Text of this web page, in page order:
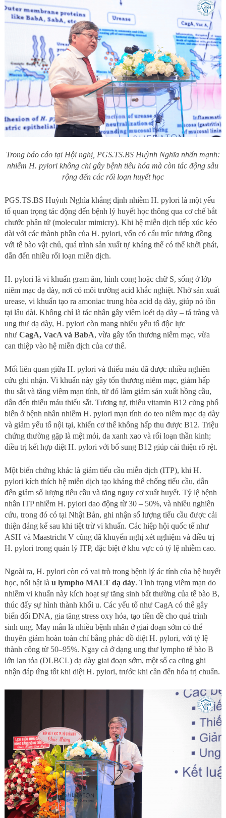
Trong báo cáo tại Hội nghị, PGS.TS.BS Huỳnh Nghĩa nhấn mạnh:
nhiễm H. pylori không chỉ gây bệnh tiêu hóa mà còn tác động sâu
rộng đến các rối loạn huyết học
PGS.TS.BS Huỳnh Nghĩa khẳng định nhiễm H. pylori là một yếu
tố quan trọng tác động đến bệnh lý huyết học thông qua cơ chế bắt
chước phân tử (molecular mimicry). Khi hệ miễn dịch tiếp xúc kéo
dài với các thành phần của H. pylori, vốn có cấu trúc tương đồng
với tế bào vật chủ, quá trình sản xuất tự kháng thể có thể khởi phát,
dẫn đến nhiều rối loạn miễn dịch.
H. pylori là vi khuẩn gram âm, hình cong hoặc chữ S, sống ở lớp
niêm mạc dạ dày, nơi có môi trường acid khắc nghiệt. Nhờ sản xuất
urease, vi khuẩn tạo ra amoniac trung hòa acid dạ dày, giúp nó tồn
tại lâu dài. Không chỉ là tác nhân gây viêm loét dạ dày – tá tràng và
ung thư dạ dày, H. pylori còn mang nhiều yếu tố độc lực
như CagA, VacA và BabA, vừa gây tổn thương niêm mạc, vừa
can thiệp vào hệ miễn dịch của cơ thể.
Mối liên quan giữa H. pylori và thiếu máu đã được nhiều nghiên
cứu ghi nhận. Vi khuẩn này gây tổn thương niêm mạc, giảm hấp
thu sắt và tăng viêm mạn tính, từ đó làm giảm sản xuất hồng cầu,
dẫn đến thiếu máu thiếu sắt. Tương tự, thiếu vitamin B12 cũng phổ
biến ở bệnh nhân nhiễm H. pylori mạn tính do teo niêm mạc dạ dày
và giảm yếu tố nội tại, khiến cơ thể không hấp thu được B12. Triệu
chứng thường gặp là mệt mỏi, da xanh xao và rối loạn thần kinh;
điều trị kết hợp diệt H. pylori với bổ sung B12 giúp cải thiện rõ rệt.
Một biến chứng khác là giảm tiểu cầu miễn dịch (ITP), khi H.
pylori kích thích hệ miễn dịch tạo kháng thể chống tiểu cầu, dẫn
đến giảm số lượng tiểu cầu và tăng nguy cơ xuất huyết. Tỷ lệ bệnh
nhân ITP nhiễm H. pylori dao động từ 30 – 50%, và nhiều nghiên
cứu, trong đó có tại Nhật Bản, ghi nhận số lượng tiểu cầu được cải
thiện đáng kể sau khi tiệt trừ vi khuẩn. Các hiệp hội quốc tế như
ASH và Maastricht V cũng đã khuyến nghị xét nghiệm và điều trị
H. pylori trong quản lý ITP, đặc biệt ở khu vực có tỷ lệ nhiễm cao.
Ngoài ra, H. pylori còn có vai trò trong bệnh lý ác tính của hệ huyết
học, nổi bật là u lympho MALT dạ dày. Tình trạng viêm mạn do
nhiễm vi khuẩn này kích hoạt sự tăng sinh bất thường của tế bào B,
thúc đẩy sự hình thành khối u. Các yếu tố như CagA có thể gây
biến đổi DNA, gia tăng stress oxy hóa, tạo tiền đề cho quá trình
sinh ung. May mắn là nhiều bệnh nhân ở giai đoạn sớm có thể
thuyên giảm hoàn toàn chỉ bằng phác đồ diệt H. pylori, với tỷ lệ
thành công từ 50–95%. Ngay cả ở dạng ung thư lympho tế bào B
lớn lan tỏa (DLBCL) dạ dày giai đoạn sớm, một số ca cũng ghi
nhận đáp ứng tốt khi diệt H. pylori, trước khi cần đến hóa trị chuẩn.